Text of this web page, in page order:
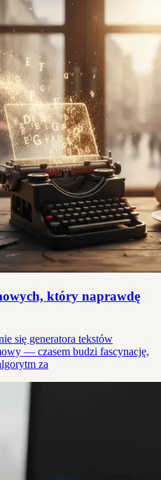
który naprawdę
się generatora tekstów
— czasem budzi fascynację,
za